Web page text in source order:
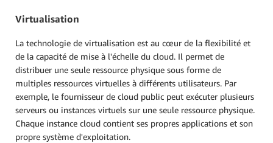
Virtualisation
La technologie de virtualisation est au cœur de la flexibilité et
de la capacité de mise à l'échelle du cloud. Il permet de
distribuer une seule ressource physique sous forme de
multiples ressources virtuelles à différents utilisateurs. Par
exemple, le fournisseur de cloud public peut exécuter plusieurs
serveurs ou instances virtuels sur une seule ressource physique.
Chaque instance cloud contient ses propres applications et son
propre système d'exploitation.